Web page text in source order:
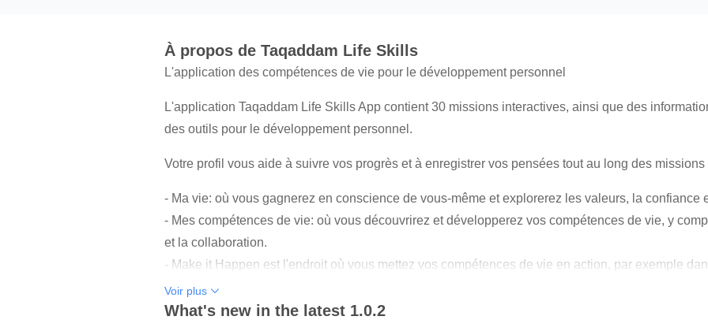
À propos de Taqaddam Life Skills
L'application des compétences de vie pour le développement personnel
L'application Taqaddam Life Skills App contient 30 missions interactives, ainsi que des
des outils pour le développement personnel.
Votre profil vous aide à suivre vos progrès et à enregistrer vos pensées tout au long des
- Ma vie: où vous gagnerez en conscience de vous-même et explorerez les valeurs, la confiance
- Mes compétences de vie: où vous découvrirez et développerez vos compétences de vie, y
et la collaboration.
- Make it Happen est l'endroit où vous mettez vos compétences de vie en action, par exemple
narration numérique.
- Aller de l'avant vous soutient avec la confiance et les outils nécessaires pour continuer à
Voir plus
What's new in the latest 1.0.2